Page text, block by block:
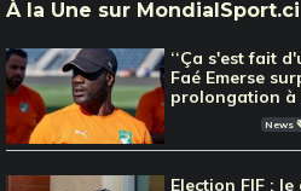
À la Une sur MondialSport.ci
‘‘Ça s'est fait
Faé Emerse
prolongation à
News
Election FIF :